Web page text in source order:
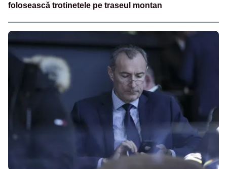
folosească trotinetele pe traseul montan